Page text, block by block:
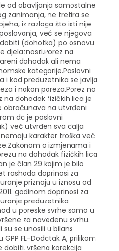
od obavljanja samostalne
zanimanja, ne tretira se
iz razloga što isti nije
već se njegova
(dohotka) po osnovu
djelatnosti.Porez na
dohodak ali nema
kategorije.Poslovni
i kod preduzetnika se javlja
i nakon poreza.Porez na
na dohodak fizičkih lica je
obračunava na utvrđeni
da je poslovni
već utvrđen sva dalja
karakter troška već
o izmjenama i
na dohodak fizičkih lica
je član 29 kojim je bilo
rashoda doprinosi za
priznaju u iznosu od
godinom doprinosi za
preduzetnika
u poreske svrhe samo u
za navedenu svrhu.
se unosili u bilans
FL-Dodatak A, prilikom
dobiti, vršena korekcija